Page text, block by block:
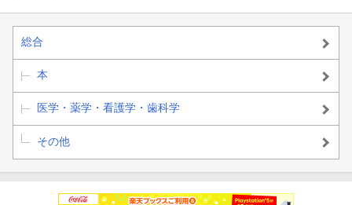
総合
本
医学・薬学・看護学・歯科学
その他